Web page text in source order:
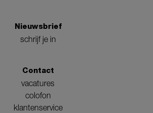
Nieuwsbrief
schrijf je in
Contact
vacatures
colofon
klantenservice